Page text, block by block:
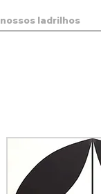
nossos ladrilhos